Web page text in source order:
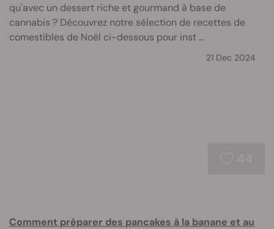
qu'avec un dessert riche et gourmand à base de
cannabis ? Découvrez notre sélection de recettes de
comestibles de Noël ci-dessous pour inst ...
21 Dec 2024
Comment préparer des pancakes à la banane et au